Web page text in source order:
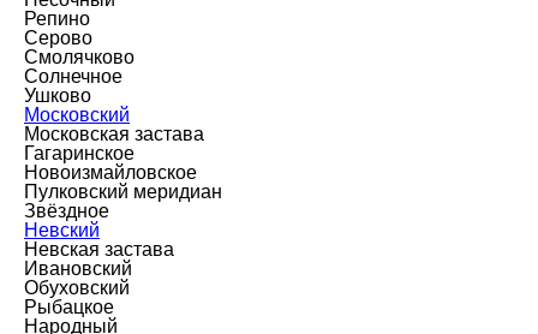
Репино
Серово
Смолячково
Солнечное
Ушково
Московский
Московская застава
Гагаринское
Новоизмайловское
Пулковский меридиан
Звёздное
Невский
Невская застава
Ивановский
Обуховский
Рыбацкое
Народный